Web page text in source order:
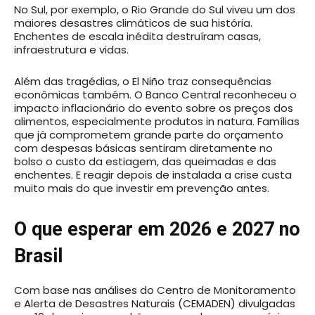
No Sul, por exemplo, o Rio Grande do Sul viveu um dos
maiores desastres climáticos de sua história.
Enchentes de escala inédita destruíram casas,
infraestrutura e vidas.
Além das tragédias, o El Niño traz consequências
econômicas também. O Banco Central reconheceu o
impacto inflacionário do evento sobre os preços dos
alimentos, especialmente produtos in natura. Famílias
que já comprometem grande parte do orçamento
com despesas básicas sentiram diretamente no
bolso o custo da estiagem, das queimadas e das
enchentes. E reagir depois de instalada a crise custa
muito mais do que investir em prevenção antes.
O que esperar em 2026 e 2027 no
Brasil
Com base nas análises do Centro de Monitoramento
e Alerta de Desastres Naturais (CEMADEN) divulgadas